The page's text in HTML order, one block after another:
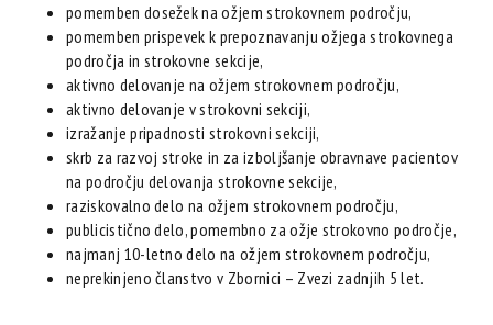
pomemben dosežek na ožjem strokovnem področju,
pomemben prispevek k prepoznavanju ožjega strokovnega
področja in strokovne sekcije,
aktivno delovanje na ožjem strokovnem področju,
aktivno delovanje v strokovni sekciji,
izražanje pripadnosti strokovni sekciji,
skrb za razvoj stroke in za izboljšanje obravnave pacientov
na področju delovanja strokovne sekcije,
raziskovalno delo na ožjem strokovnem področju,
publicistično delo, pomembno za ožje strokovno področje,
najmanj 10-letno delo na ožjem strokovnem področju,
neprekinjeno članstvo v Zbornici – Zvezi zadnjih 5 let.